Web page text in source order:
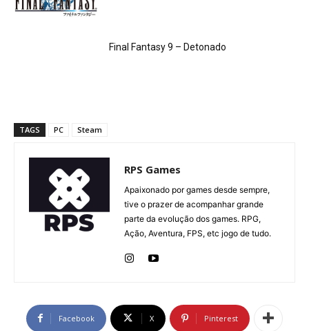
Final Fantasy 9 – Detonado
TAGS PC Steam
RPS Games
Apaixonado por games desde sempre,
tive o prazer de acompanhar grande
parte da evolução dos games. RPG,
Ação, Aventura, FPS, etc jogo de tudo.
Facebook X Pinterest